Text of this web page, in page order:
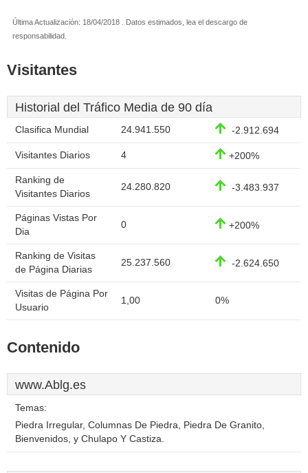
Última Actualización: 18/04/2018 . Datos estimados, lea el descargo de
responsabilidad.
Visitantes
Historial del Tráfico Media de 90 día
Clasifica Mundial 24.941.550 -2.912.694
Visitantes Diarios 4 +200%
Ranking de
Visitantes Diarios
24.280.820 -3.483.937
Páginas Vistas Por
Dia
0 +200%
Ranking de Visitas
de Página Diarias
25.237.560 -2.624.650
Visitas de Página Por
Usuario
1,00 0%
Contenido
www.Ablg.es
Temas:
Piedra Irregular, Columnas De Piedra, Piedra De Granito,
Bienvenidos, y Chulapo Y Castiza.